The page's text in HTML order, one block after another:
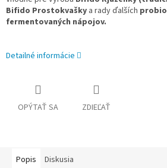
Bifido Prostokvašky a rady ďalších
fermentovaných nápojov.
Detailné informácie
OPÝTAŤ SA ZDIEĽAŤ
Popis Diskusia